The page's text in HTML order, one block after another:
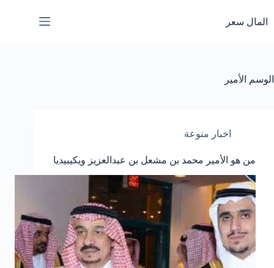
إلى
المحتوى
المال سعر
الوسم الأمير
اخبار منوعة
من هو الأمير محمد بن مشعل بن عبدالعزيز ويكيبيديا